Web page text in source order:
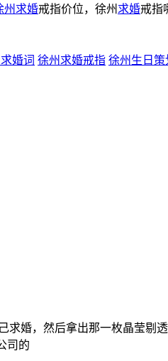
州求婚戒指价位，徐州 求婚戒指
婚词 徐州求婚戒指 徐州生日策
婚，然后拿出那一枚晶莹
司的